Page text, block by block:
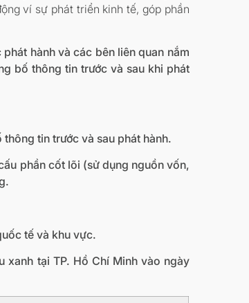
ví sự phát triển kinh tế, góp phần
hành và các bên liên quan nắm
bố thông tin trước và sau khi phát
tin trước và sau phát hành.
phần cốt lõi (sử dụng nguồn vốn,
tế và khu vực.
xanh tại TP. Hồ Chí Minh vào ngày